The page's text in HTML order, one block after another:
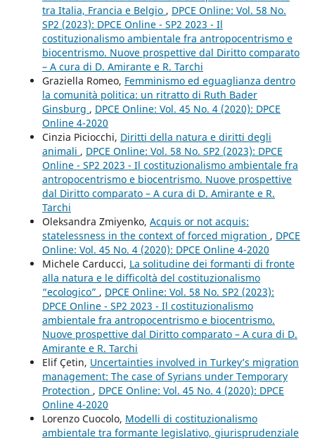
tra Italia, Francia e Belgio , DPCE Online: Vol. 58 No.
SP2 (2023): DPCE Online - SP2 2023 - Il
costituzionalismo ambientale fra antropocentrismo e
biocentrismo. Nuove prospettive dal Diritto comparato
– A cura di D. Amirante e R. Tarchi
Graziella Romeo, Femminismo ed eguaglianza dentro
la comunità politica: un ritratto di Ruth Bader
Ginsburg , DPCE Online: Vol. 45 No. 4 (2020): DPCE
Online 4-2020
Cinzia Piciocchi, Diritti della natura e diritti degli
animali , DPCE Online: Vol. 58 No. SP2 (2023): DPCE
Online - SP2 2023 - Il costituzionalismo ambientale fra
antropocentrismo e biocentrismo. Nuove prospettive
dal Diritto comparato – A cura di D. Amirante e R.
Tarchi
Oleksandra Zmiyenko, Acquis or not acquis:
statelessness in the context of forced migration , DPCE
Online: Vol. 45 No. 4 (2020): DPCE Online 4-2020
Michele Carducci, La solitudine dei formanti di fronte
alla natura e le difficoltà del costituzionalismo
“ecologico” , DPCE Online: Vol. 58 No. SP2 (2023):
DPCE Online - SP2 2023 - Il costituzionalismo
ambientale fra antropocentrismo e biocentrismo.
Nuove prospettive dal Diritto comparato – A cura di D.
Amirante e R. Tarchi
Elif Çetin, Uncertainties involved in Turkey’s migration
management: The case of Syrians under Temporary
Protection , DPCE Online: Vol. 45 No. 4 (2020): DPCE
Online 4-2020
Lorenzo Cuocolo, Modelli di costituzionalismo
ambientale tra formante legislativo, giurisprudenziale